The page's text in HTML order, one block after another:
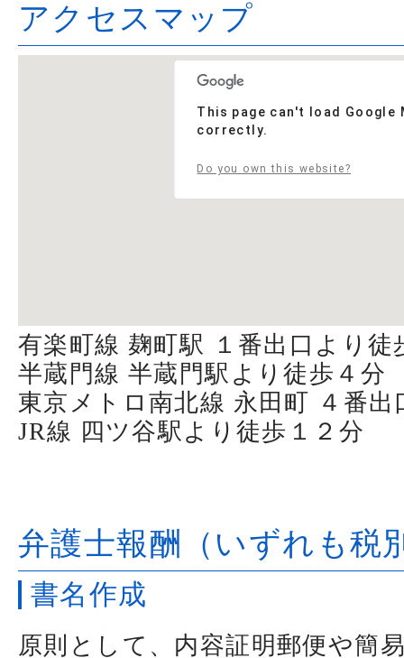
アクセスマップ
This page can't load Google
correctly.
Do you own this website?
有楽町線 麹町駅 １番出口より徒
半蔵門線 半蔵門駅より徒歩４分
東京メトロ南北線 永田町 ４番出
JR線 四ツ谷駅より徒歩１２分
弁護士報酬（いずれも税
書名作成
原則として、内容証明郵便や簡